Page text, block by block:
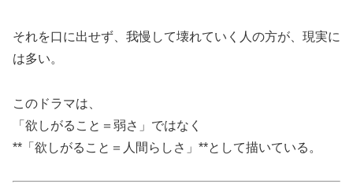
それを口に出せず、我慢して壊れていく人の方が、現実に
は多い。
このドラマは、
「欲しがること＝弱さ」ではなく
**「欲しがること＝人間らしさ」**として描いている。